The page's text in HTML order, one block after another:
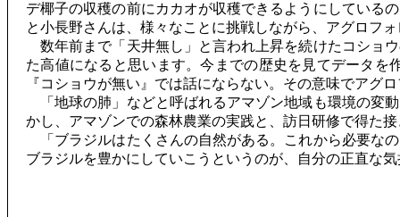
デ椰子の収穫の前にカカオが収穫できるようにしている
と小長野さんは、様々なことに挑戦しながら、アグロフ
数年前まで「天井無し」と言われ上昇を続けたコショ
た高値になると思います。今までの歴史を見てデータ
『コショウが無い』では話にならない。その意味でアグ
「地球の肺」などと呼ばれるアマゾン地域も環境の変
かし、アマゾンでの森林農業の実践と、訪日研修で得た
「ブラジルはたくさんの自然がある。これから必要な
ブラジルを豊かにしていこうというのが、自分の正直な